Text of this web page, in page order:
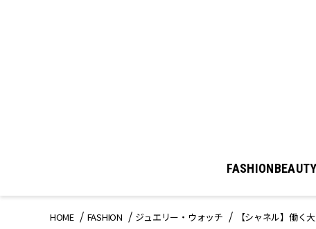
FASHIONBEAUTY
HOME FASHION ジュエリー・ウォッチ 【シャネル】働く